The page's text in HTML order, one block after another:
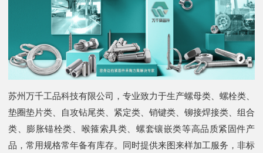
苏州万千工品科技有限公司，专业致力于生产螺母类、螺栓类、
垫圈垫片类、自攻钻尾类、紧定类、销键类、铆接焊接类、组合
类、膨胀锚栓类、喉箍索具类、螺套镶嵌类等高品质紧固件产
品，常用规格常年备有库存。同时提供来图来样加工服务，非标